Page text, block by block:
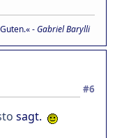
-Gabriel Barylli
#6
sagt.